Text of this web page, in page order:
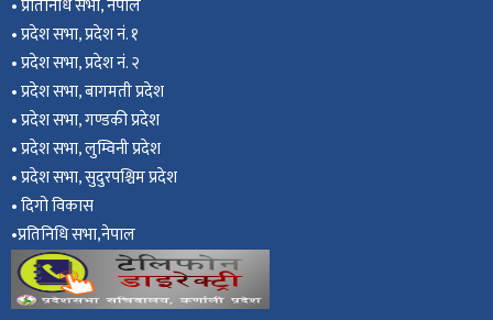
•प्रतिनिधि सभा, नेपाल
•प्रदेश सभा, प्रदेश नं. १
•प्रदेश सभा, प्रदेश नं. २
•प्रदेश सभा, बागमती प्रदेश
•प्रदेश सभा, गण्डकी प्रदेश
•प्रदेश सभा, लुम्विनी प्रदेश
•प्रदेश सभा, सुदुरपश्चिम प्रदेश
•दिगो विकास
•प्रतिनिधि सभा,नेपाल